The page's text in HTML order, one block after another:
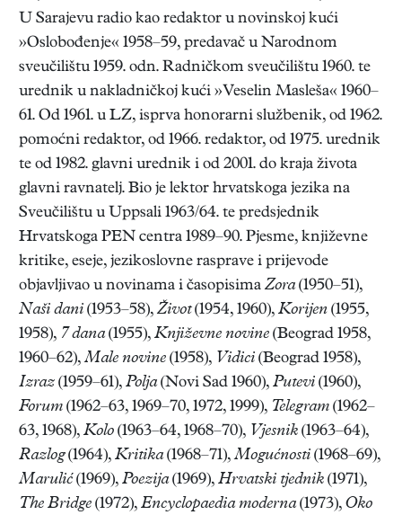
U Sarajevu radio kao redaktor u novinskoj kući
»Oslobođenje« 1958–59, predavač u Narodnom
sveučilištu 1959. odn. Radničkom sveučilištu 1960. te
urednik u nakladničkoj kući »Veselin Masleša« 1960–
61. Od 1961. u LZ, isprva honorarni službenik, od 1962.
pomoćni redaktor, od 1966. redaktor, od 1975. urednik
te od 1982. glavni urednik i od 2001. do kraja života
glavni ravnatelj. Bio je lektor hrvatskoga jezika na
Sveučilištu u Uppsali 1963/64. te predsjednik
Hrvatskoga PEN centra 1989–90. Pjesme, književne
kritike, eseje, jezikoslovne rasprave i prijevode
objavljivao u novinama i časopisima Zora(1950–51),
Naši dani (1953–58), Život(1954, 1960), Korijen (1955,
1958), 7 dana(1955), Književne novine (Beograd 1958,
1960–62),Male novine (1958), Vidici (Beograd 1958),
Izraz (1959–61), Polja(Novi Sad 1960), Putevi (1960),
Forum (1962–63, 1969–70, 1972, 1999), Telegram (1962–
63, 1968), Kolo (1963–64, 1968–70), Vjesnik (1963–64),
Razlog(1964), Kritika(1968–71),Mogućnosti (1968–69),
Marulić (1969), Poezija(1969), Hrvatski tjednik (1971),
The Bridge (1972), Encyclopaedia moderna(1973), Oko